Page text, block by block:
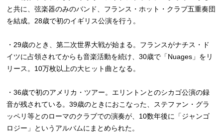
と共に、弦楽器のみのバンド、フランス・ホット・クラブ五重奏団
を結成。28歳で初のイギリス公演を行う。
・29歳のとき、第二次世界大戦が始まる。フランスがナチス・ド
イツに占領されてからも音楽活動を続け、30歳で「Nuages」をリ
リース。10万枚以上の大ヒット曲となる。
・36歳で初のアメリカ・ツアー。エリントンとのシカゴ公演の録
音が残されている。39歳のときにおこなった、ステファン・グラ
ッペリ等とのローマのクラブでの演奏が、10数年後に「ジャンゴ
ロジー」というアルバムにまとめられた。